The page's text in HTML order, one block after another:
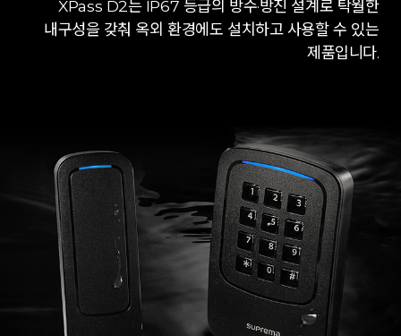
XPass D2는 IP67 등급의 방수·방진 설계로 탁월한
내구성을 갖춰 옥외 환경에도 설치하고 사용할 수 있는
제품입니다.